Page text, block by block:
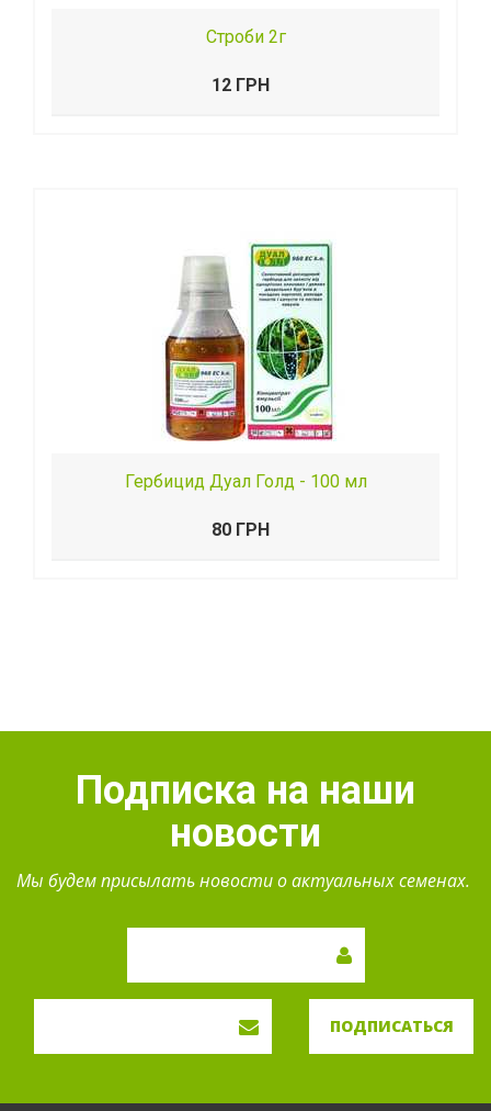
Строби 2г
12 ГРН
Гербицид Дуал Голд - 100 мл
80 ГРН
Подписка на наши
новости
Мы будем присылать новости о актуальных семенах.
ПОДПИСАТЬСЯ